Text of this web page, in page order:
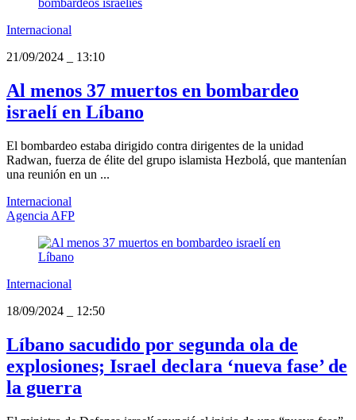
Internacional
21/09/2024
13:10
Al menos 37 muertos en bombardeo
israelí en Líbano
El bombardeo estaba dirigido contra dirigentes de la unidad
Radwan, fuerza de élite del grupo islamista Hezbolá, que mantenían
una reunión en un ...
Internacional
Agencia AFP
Internacional
18/09/2024
12:50
Líbano sacudido por segunda ola de
explosiones; Israel declara ‘nueva fase’ de
la guerra